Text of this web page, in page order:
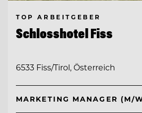
TOP ARBEITGEBER
Schlosshotel Fiss
6533 Fiss/Tirol, Österreich
MARKETING MANAGER (M/